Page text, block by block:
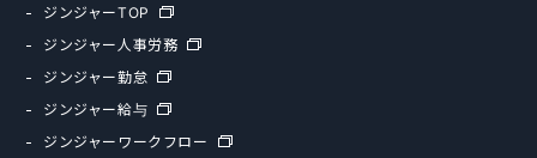
ジンジャーTOP
ジンジャー人事労務
ジンジャー勤怠
ジンジャー給与
ジンジャーワークフロー